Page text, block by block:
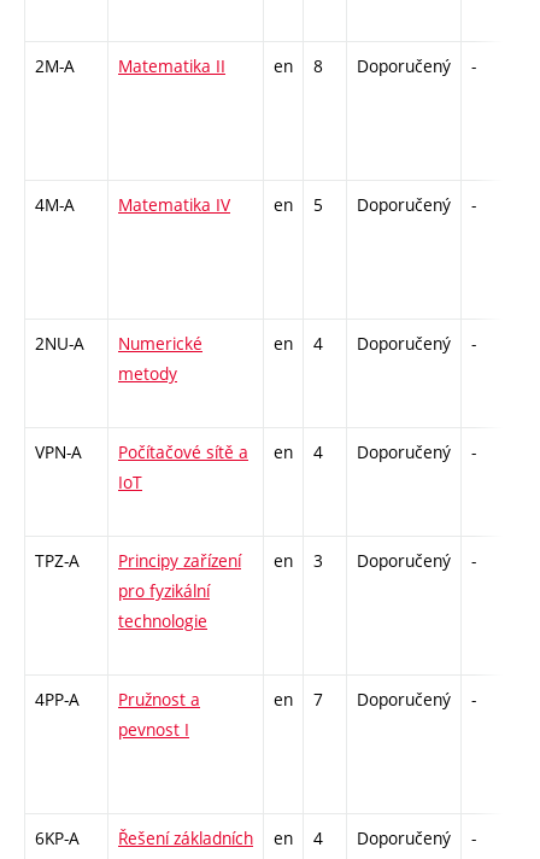
2M-A Matematika II en 8 Doporučený -
4M-A Matematika IV en 5 Doporučený -
2NU-A
Numerické
metody
en 4 Doporučený -
VPN-A
Počítačové sítě a
IoT
en 4 Doporučený -
TPZ-A
Principy zařízení
pro fyzikální
technologie
en 3 Doporučený -
4PP-A
Pružnost a
pevnost I
en 7 Doporučený -
6KP-A
Řešení základních
en 4 Doporučený -